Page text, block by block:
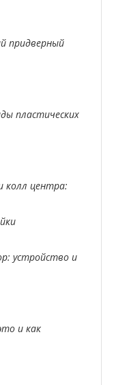
придверный
пластических
колл центра:
устройство и
и как